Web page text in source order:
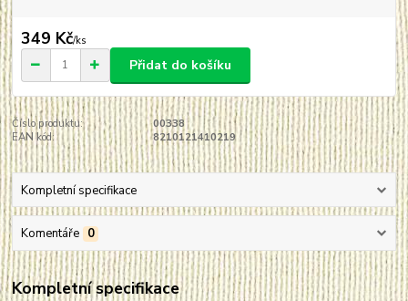
349 Kč/ks
Přidat do košíku
Číslo produktu:
00338
EAN kód:
8210121410219
Kompletní specifikace
Komentáře 0
Kompletní specifikace